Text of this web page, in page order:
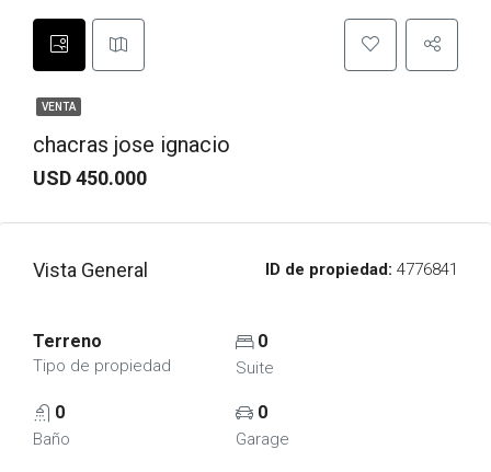
VENTA
chacras jose ignacio
USD 450.000
Vista General ID de propiedad: 4776841
Terreno
Tipo de propiedad
0
Suite
0
Baño
0
Garage